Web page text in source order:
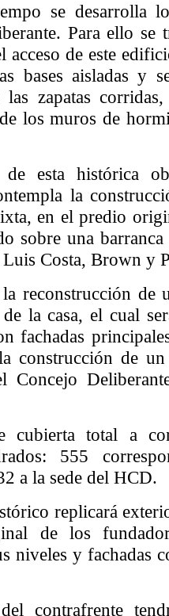
se desarrolla
Para ello se
acceso de este
bases aisladas y
las zapatas
los muros de
esta histórica
la
en el predio
sobre una
Costa, Brown y
reconstrucción de
de la casa, el cual
fachadas
construcción de
Concejo
cubierta total a
555
a la sede del HCD.
replicará
de los
niveles y fachadas
contrafrente